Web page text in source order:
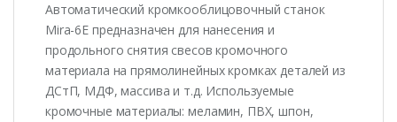
Автоматический кромкооблицовочный станок
Mira-6E предназначен для нанесения и
продольного снятия свесов кромочного
материала на прямолинейных кромках деталей из
ДСтП, МДФ, массива и т.д. Используемые
кромочные материалы: меламин, ПВХ, шпон,